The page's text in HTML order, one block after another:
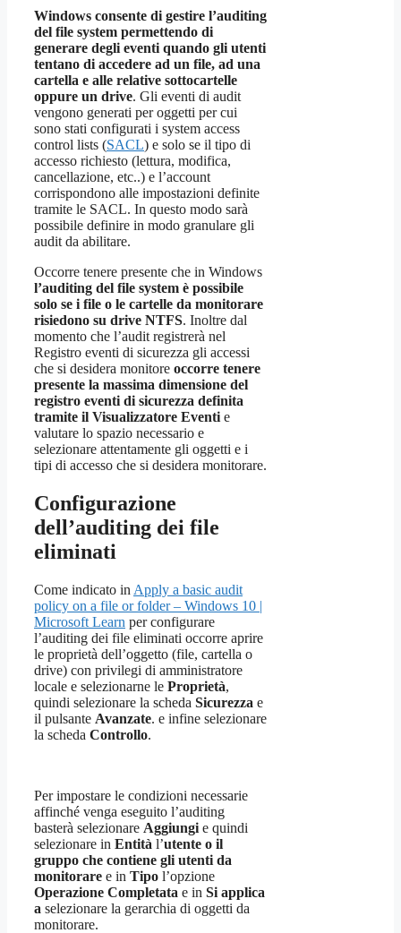
Windows consente di gestire l’auditing
del file system permettendo di
generare degli eventi quando gli utenti
tentano di accedere ad un file, ad una
cartella e alle relative sottocartelle
oppure un drive. Gli eventi di audit
vengono generati per oggetti per cui
sono stati configurati i system access
control lists (SACL) e solo se il tipo di
accesso richiesto (lettura, modifica,
cancellazione, etc..) e l’account
corrispondono alle impostazioni definite
tramite le SACL. In questo modo sarà
possibile definire in modo granulare gli
audit da abilitare.
Occorre tenere presente che in Windows
l’auditing del file system è possibile
solo se i file o le cartelle da monitorare
risiedono su drive NTFS. Inoltre dal
momento che l’audit registrerà nel
Registro eventi di sicurezza gli accessi
che si desidera monitore occorre tenere
presente la massima dimensione del
registro eventi di sicurezza definita
tramite il Visualizzatore Eventi e
valutare lo spazio necessario e
selezionare attentamente gli oggetti e i
tipi di accesso che si desidera monitorare.
Configurazione
dell’auditing dei file
eliminati
Come indicato in Apply a basic audit
policy on a file or folder – Windows 10 |
Microsoft Learn per configurare
l’auditing dei file eliminati occorre aprire
le proprietà dell’oggetto (file, cartella o
drive) con privilegi di amministratore
locale e selezionarne le Proprietà,
quindi selezionare la scheda Sicurezza e
il pulsante Avanzate. e infine selezionare
la scheda Controllo.
Per impostare le condizioni necessarie
affinché venga eseguito l’auditing
basterà selezionare Aggiungi e quindi
selezionare in Entità l’utente o il
gruppo che contiene gli utenti da
monitorare e in Tipo l’opzione
Operazione Completata e in Si applica
a selezionare la gerarchia di oggetti da
monitorare.